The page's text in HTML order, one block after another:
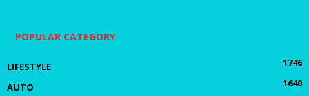
POPULAR CATEGORY
LIFESTYLE
1746
AUTO
1640